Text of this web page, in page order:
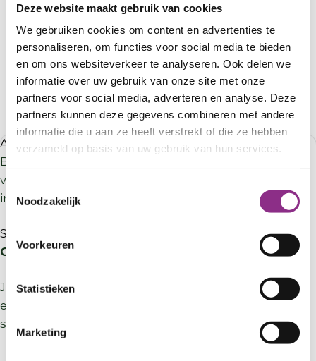
Deze website maakt gebruik van cookies
We gebruiken cookies om content en advertenties te
personaliseren, om functies voor social media te bieden
en om ons websiteverkeer te analyseren. Ook delen we
informatie over uw gebruik van onze site met onze
partners voor social media, adverteren en analyse. Deze
partners kunnen deze gegevens combineren met andere
informatie die u aan ze heeft verstrekt of die ze hebben
verzameld op basis van uw gebruik van hun services.
Noodzakelijk
Voorkeuren
Statistieken
Marketing
Agenda
Bekijk de
van activiteiten bij jou in de buurt zoals
informatiebijeenkomsten en cursussen.
Subsidies en financiering
Gemeentesubsidies
Jullie VvE kan subsidie krijgen voor
energiebesparende maatregelen. De VvE kan
subsidie aanvragen voor woningen die: